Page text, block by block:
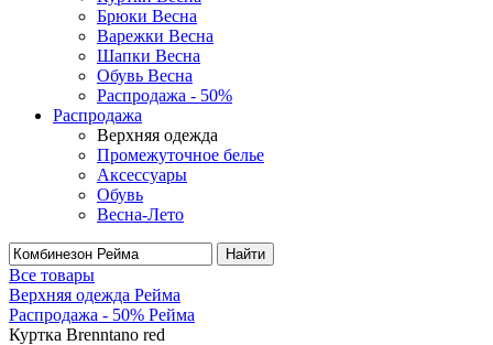
Брюки Весна
Варежки Весна
Шапки Весна
Обувь Весна
Распродажа - 50%
Распродажа
Верхняя одежда
Промежуточное белье
Аксессуары
Обувь
Весна-Лето
Найти
Все товары
Верхняя одежда Рейма
Распродажа - 50% Рейма
Куртка Brenntano red